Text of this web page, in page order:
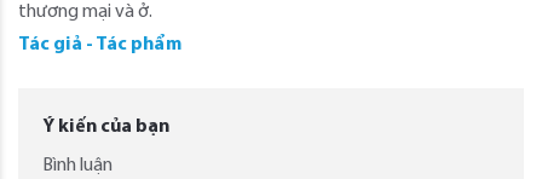
thương mại và ở.
Tác giả - Tác phẩm
Ý kiến của bạn
Bình luận